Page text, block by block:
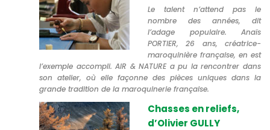
Le talent n’attend pas le
nombre des années, dit
l’adage populaire. Anaïs
PORTIER, 26 ans, créatrice-
maroquinière française, en est
l’exemple accompli. AIR & NATURE a pu la rencontrer dans
son atelier, où elle façonne des pièces uniques dans la
grande tradition de la maroquinerie française.
Chasses en reliefs,
d’Olivier GULLY